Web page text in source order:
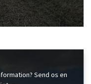
Send os en